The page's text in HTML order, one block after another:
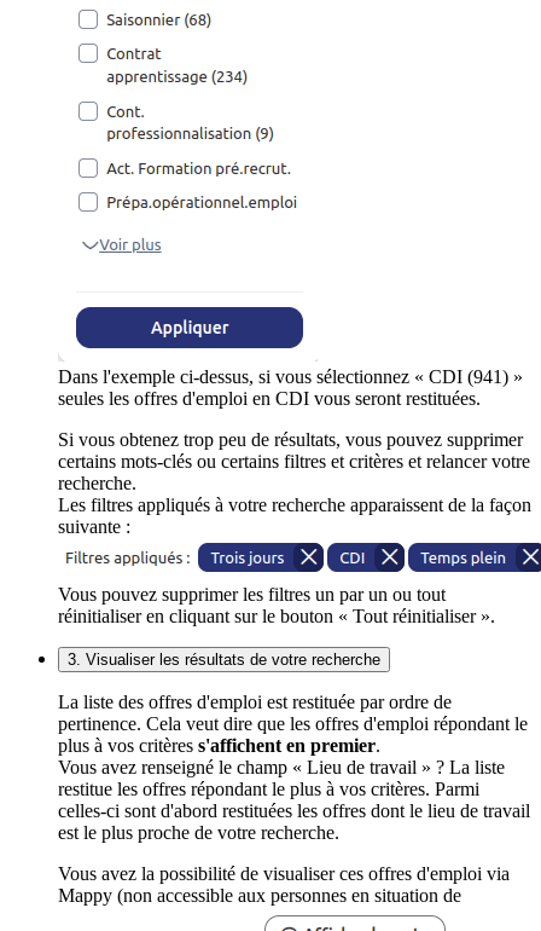
Dans l'exemple ci-dessus, si vous sélectionnez « CDI (941) »
seules les offres d'emploi en CDI vous seront restituées.
Si vous obtenez trop peu de résultats, vous pouvez supprimer
certains mots-clés ou certains filtres et critères et relancer votre
recherche.
Les filtres appliqués à votre recherche apparaissent de la façon
suivante :
Vous pouvez supprimer les filtres un par un ou tout
réinitialiser en cliquant sur le bouton « Tout réinitialiser ».
3. Visualiser les résultats de votre recherche
La liste des offres d'emploi est restituée par ordre de
pertinence. Cela veut dire que les offres d'emploi répondant le
plus à vos critères s'affichent en premier.
Vous avez renseigné le champ « Lieu de travail » ? La liste
restitue les offres répondant le plus à vos critères. Parmi
celles-ci sont d'abord restituées les offres dont le lieu de travail
est le plus proche de votre recherche.
Vous avez la possibilité de visualiser ces offres d'emploi via
Mappy (non accessible aux personnes en situation de